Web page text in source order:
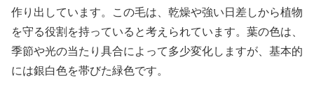
作り出しています。この毛は、乾燥や強い日差しから植物
を守る役割を持っていると考えられています。葉の色は、
季節や光の当たり具合によって多少変化しますが、基本的
には銀白色を帯びた緑色です。